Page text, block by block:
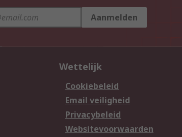
Aanmelden
Wettelijk
Cookiebeleid
Email veiligheid
Privacybeleid
Websitevoorwaarden